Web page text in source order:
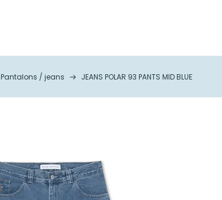
Pantalons / jeans JEANS POLAR 93 PANTS MID BLUE